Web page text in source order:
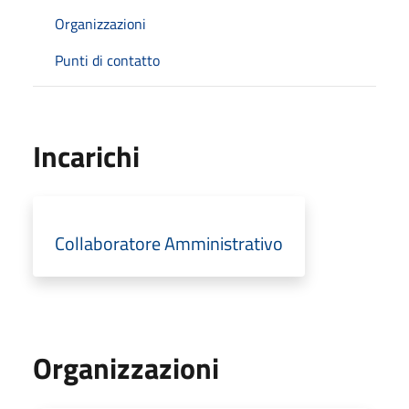
Organizzazioni
Punti di contatto
Incarichi
Collaboratore Amministrativo
Organizzazioni